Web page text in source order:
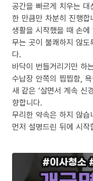
공간을 빠르게 치우는
한 만큼만 차분히 진행합
생활을 시작했을 때 손
무는 곳이 불쾌하지 않
다.
바닥이 번들거리기만 하
수납장 안쪽의 찝찝함,
새 같은 ‘살면서 계속 신
향합니다.
무리한 약속은 하지 않
먼저 설명드린 뒤에 시작